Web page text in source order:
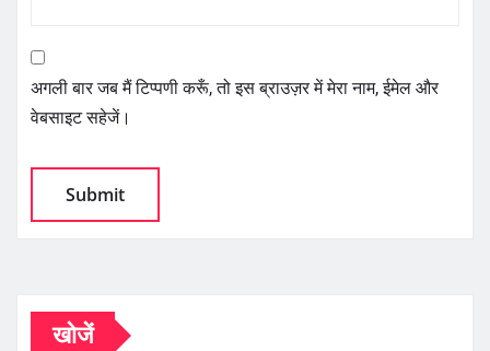
अगली बार जब मैं टिप्पणी करूँ, तो इस ब्राउज़र में मेरा नाम, ईमेल और
वेबसाइट सहेजें।
खोजें